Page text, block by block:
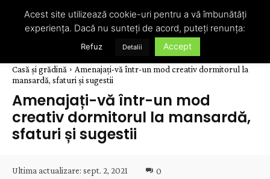
Casă și grădină
Amenajați-vă într-un mod creativ dormitorul la
mansardă, sfaturi și sugestii
Amenajați-vă într-un mod
creativ dormitorul la mansardă,
sfaturi și sugestii
Ultima actualizare: sept. 2, 2021 0
Acest site utilizează cookie-uri pentru a vă îmbunătăți
experiența. Dacă nu sunteți de acord, puteți renunța:
Refuz Detalii Accept